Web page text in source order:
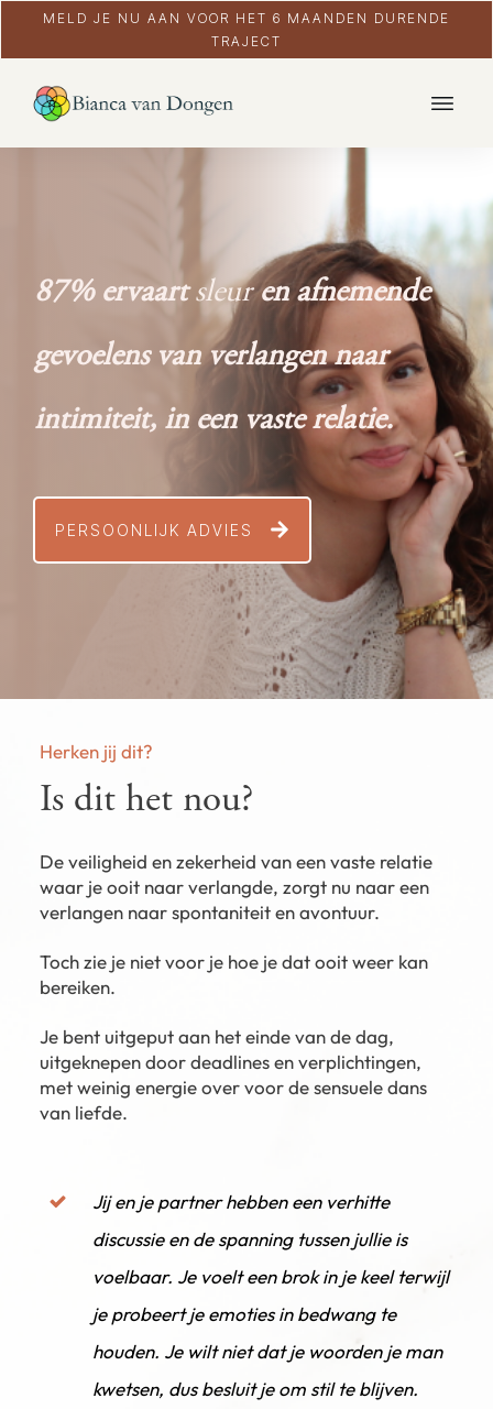
MELD JE NU AAN VOOR HET 6 MAANDEN DURENDE
TRAJECT
87% ervaartsleuren afnemende
gevoelens van verlangen naar
intimiteit, in een vaste relatie.
PERSOONLIJK ADVIES
Herken jij dit?
Is dit het nou?
De veiligheid en zekerheid van een vaste relatie
waar je ooit naar verlangde, zorgt nu naar een
verlangen naar spontaniteit en avontuur.
Toch zie je niet voor je hoe je dat ooit weer kan
bereiken.
Je bent uitgeput aan het einde van de dag,
uitgeknepen door deadlines en verplichtingen,
met weinig energie over voor de sensuele dans
van liefde.
Jij en je partner hebben een verhitte
discussie en de spanning tussen jullie is
voelbaar. Je voelt een brok in je keel terwijl
je probeert je emoties in bedwang te
houden. Je wilt niet dat je woorden je man
kwetsen, dus besluit je om stil te blijven.